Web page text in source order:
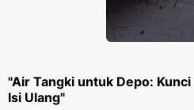
"Air Tangki untuk Depo:
Isi Ulang"